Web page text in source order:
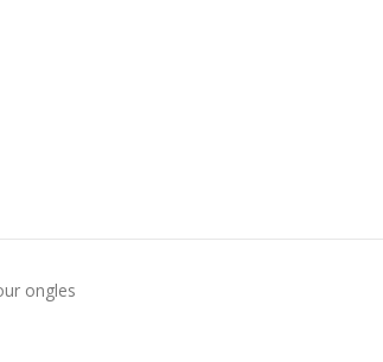
ongles